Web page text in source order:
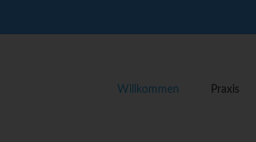
Willkommen Praxis